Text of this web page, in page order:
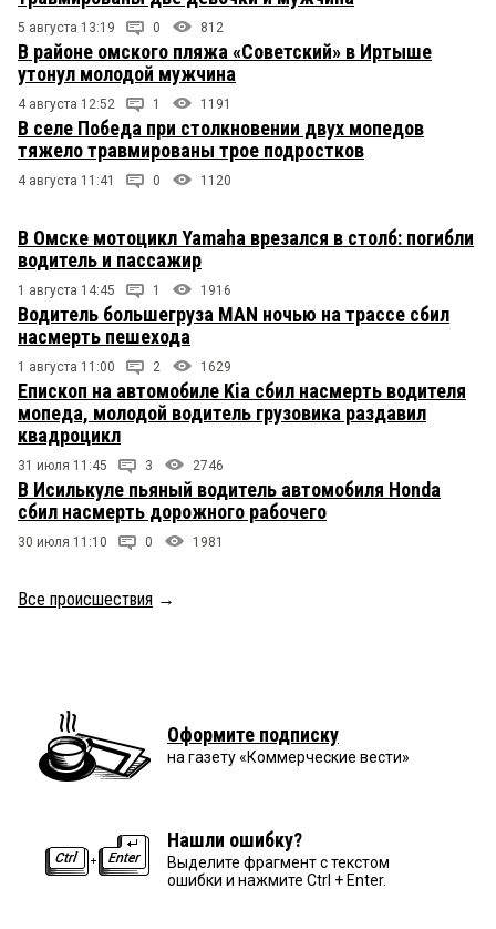
5 августа 13:19 0 812
В районе омского пляжа «Советский» в Иртыше
утонул молодой мужчина
4 августа 12:52 1 1191
В селе Победа при столкновении двух мопедов
тяжело травмированы трое подростков
4 августа 11:41 0 1120
В Омске мотоцикл Yamaha врезался в столб: погибли
водитель и пассажир
1 августа 14:45 1 1916
Водитель большегруза MAN ночью на трассе сбил
насмерть пешехода
1 августа 11:00 2 1629
Епископ на автомобиле Kia сбил насмерть водителя
мопеда, молодой водитель грузовика раздавил
квадроцикл
31 июля 11:45 3 2746
В Исилькуле пьяный водитель автомобиля Honda
сбил насмерть дорожного рабочего
30 июля 11:10 0 1981
Все происшествия →
Оформите подписку
на газету «Коммерческие вести»
Нашли ошибку?
Выделите фрагмент с текстом
ошибки и нажмите Ctrl + Enter.